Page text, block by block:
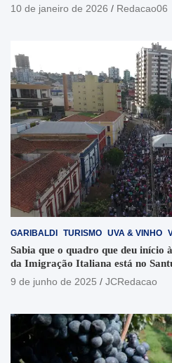
10 de janeiro de 2026
Redacao06
GARIBALDI TURISMO UVA & VINHO
Sabia que o quadro que deu início
da Imigração Italiana está no
9 de junho de 2025
JCRedacao